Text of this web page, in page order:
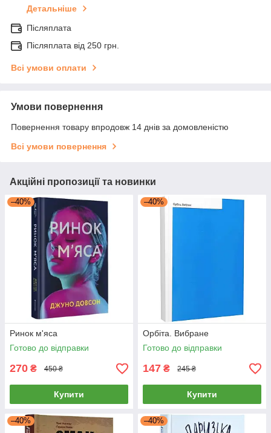
Детальніше
Післяплата
Післяплата від 250 грн.
Всі умови оплати
Умови повернення
Повернення товару впродовж 14 днів за домовленістю
Всі умови повернення
Акційні пропозиції та новинки
–40%
Ринок м'яса
Готово до відправки
270 ₴ 450 ₴
Купити
–40%
Орбіта. Вибране
Готово до відправки
147 ₴ 245 ₴
Купити
–40% –40%